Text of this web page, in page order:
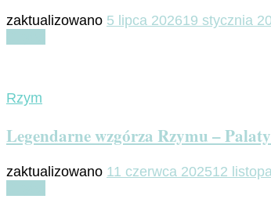
zaktualizowano 5 lipca 202619 stycznia
Rzym
Legendarne wzgórza Rzymu –
zaktualizowano 11 czerwca 202512